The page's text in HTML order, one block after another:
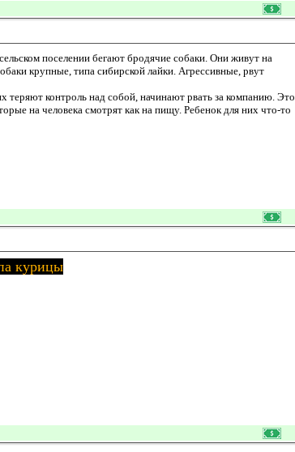
поселении бегают бродячие собаки. Они живут на
крупные, типа сибирской лайки. Агрессивные, рвут
теряют контроль над собой, начинают рвать за компанию. Это
на человека смотрят как на пищу. Ребенок для них что-то
курицы